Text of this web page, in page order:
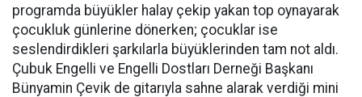
programda büyükler halay çekip yakan top oynayarak
çocukluk günlerine dönerken; çocuklar ise
seslendirdikleri şarkılarla büyüklerinden tam not aldı.
Çubuk Engelli ve Engelli Dostları Derneği Başkanı
Bünyamin Çevik de gitarıyla sahne alarak verdiği mini